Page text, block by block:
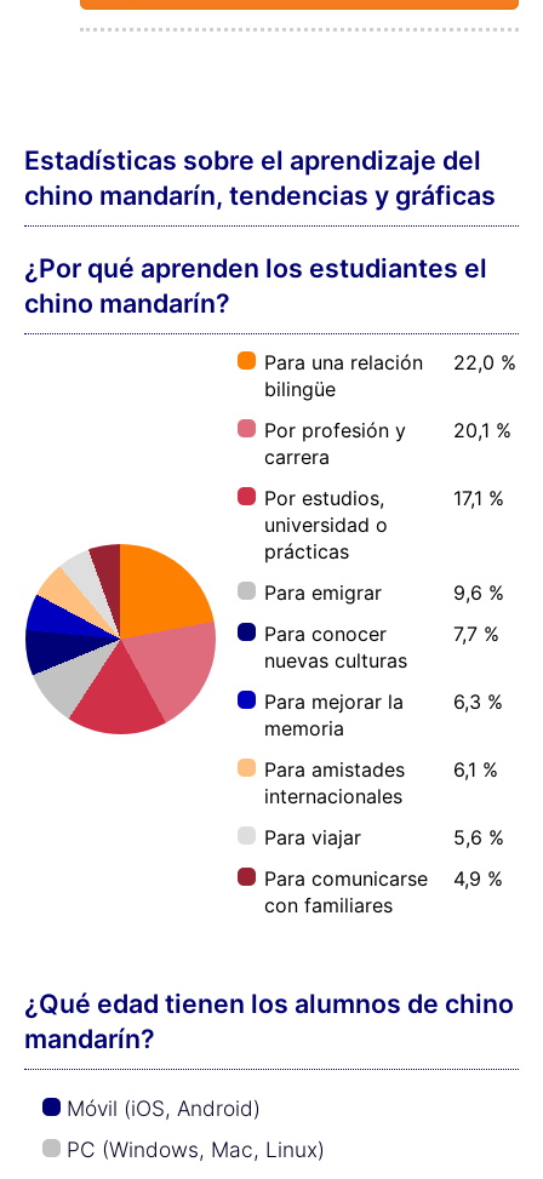
Estadísticas sobre el aprendizaje del
chino mandarín, tendencias y gráficas
¿Por qué aprenden los estudiantes el
chino mandarín?
Para una relación
bilingüe
22,0 %
Por profesión y
carrera
20,1 %
Por estudios,
universidad o
prácticas
17,1 %
Para emigrar
9,6 %
Para conocer
nuevas culturas
7,7 %
Para mejorar la
memoria
6,3 %
Para amistades
internacionales
6,1 %
Para viajar
5,6 %
Para comunicarse
con familiares
4,9 %
¿Qué edad tienen los alumnos de chino
mandarín?
Móvil (iOS, Android)
PC (Windows, Mac, Linux)